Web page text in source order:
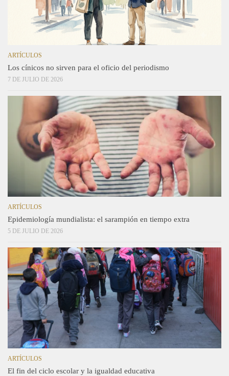
ARTÍCULOS
Los cínicos no sirven para el oficio del periodismo
7 DE JULIO DE 2026
ARTÍCULOS
Epidemiología mundialista: el sarampión en tiempo extra
5 DE JULIO DE 2026
ARTÍCULOS
El fin del ciclo escolar y la igualdad educativa